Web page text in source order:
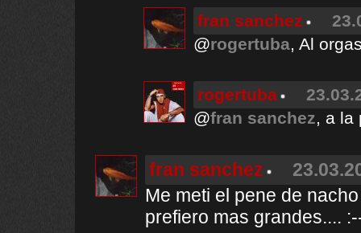
fran sanchez
@rogertuba, Al
rogertuba
@fran sanchez, a la
fran sanchez
Me meti el pene de
prefiero mas grandes....